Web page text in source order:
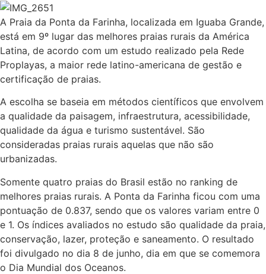
A Praia da Ponta da Farinha, localizada em Iguaba Grande,
está em 9º lugar das melhores praias rurais da América
Latina, de acordo com um estudo realizado pela Rede
Proplayas, a maior rede latino-americana de gestão e
certificação de praias.
A escolha se baseia em métodos científicos que envolvem
a qualidade da paisagem, infraestrutura, acessibilidade,
qualidade da água e turismo sustentável. São
consideradas praias rurais aquelas que não são
urbanizadas.
Somente quatro praias do Brasil estão no ranking de
melhores praias rurais. A Ponta da Farinha ficou com uma
pontuação de 0.837, sendo que os valores variam entre 0
e 1. Os índices avaliados no estudo são qualidade da praia,
conservação, lazer, proteção e saneamento. O resultado
foi divulgado no dia 8 de junho, dia em que se comemora
o Dia Mundial dos Oceanos.